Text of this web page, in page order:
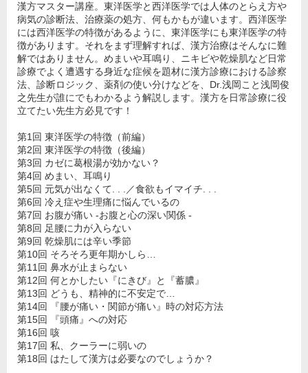
漢方マスター講座。東洋医学と西洋医学では人体のとらえ方や
病気の診断法、治療薬の処方、何もかもが違います。西洋医学
には西洋医学の特徴があるように、東洋医学にも東洋医学の特
徴があります。それをまず理解すれば、漢方治療はそんなに難
解ではありません。めまいや耳鳴り、ニキビや乾燥肌など日常
診療でよく遭遇する身近な症候を題材に漢方診療における診察
法、診断ロジック、薬剤の使い分けなどを、Dr.浅岡こと浅岡俊
之先生が誰にでもわかるよう解説します。漢方を日常診療に役
立てたい先生方必見です！
第1回 東洋医学の特徴（前編）
第2回 東洋医学の特徴（後編）
第3回 カゼに葛根湯が効かない？
第4回 めまい、耳鳴り
第5回 元気が出なくて. . .／食欲もイマイチ. . .
第6回 冷え症や生理痛に悩んでいるの
第7回 お腹が痛い -お腹と心の深い関係 -
第8回 足腰に力が入らない
第9回 乾燥肌には辛い季節
第10回 そろそろ更年期かしら…
第11回 鼻水が止まらない
第12回 何とかしたい『にきび』と『蓄膿』
第13回 どうも、精神的に不安定で…
第14回 『腰が痛い・関節が痛い』時の対応方法
第15回 『頭痛』への対応
第16回 咳
第17回 私、クーラーに弱いの
第18回 はたして漢方は必要なのでしょうか？